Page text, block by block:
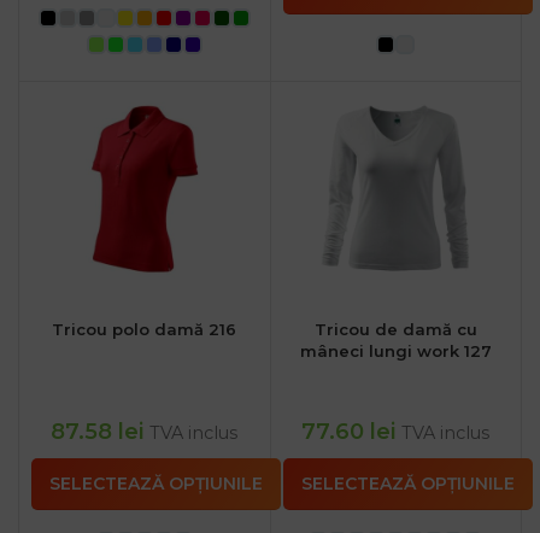
Tricou polo damă 216
87.58 lei TVA inclus
SELECTEAZĂ OPȚIUNILE
Tricou de damă cu
mâneci lungi work 127
77.60 lei TVA inclus
SELECTEAZĂ OPȚIUNILE